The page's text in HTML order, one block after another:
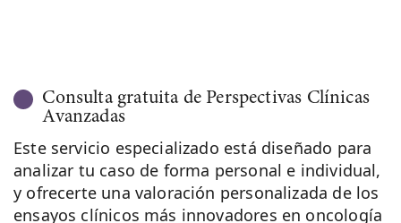
Consulta gratuita de Perspectivas Clínicas
Avanzadas
Este servicio especializado está diseñado para
analizar tu caso de forma personal e individual,
y ofrecerte una valoración personalizada de los
ensayos clínicos más innovadores en oncología